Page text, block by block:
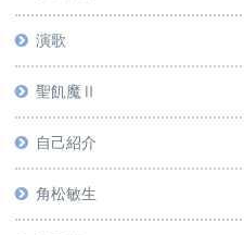
演歌
聖飢魔Ⅱ
自己紹介
角松敏生